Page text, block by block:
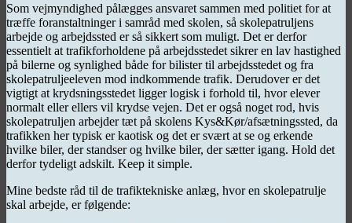
Som vejmyndighed pålægges ansvaret sammen med politiet for at
træffe foranstaltninger i samråd med skolen, så skolepatruljens
arbejde og arbejdssted er så sikkert som muligt. Det er derfor
essentielt at trafikforholdene på arbejdsstedet sikrer en lav hastighed
på bilerne og synlighed både for bilister til arbejdsstedet og fra
skolepatruljeeleven mod indkommende trafik. Derudover er det
vigtigt at krydsningsstedet ligger logisk i forhold til, hvor elever
normalt eller ellers vil krydse vejen. Det er også noget rod, hvis
skolepatruljen arbejder tæt på skolens Kys&Kør/afsætningssted, da
trafikken her typisk er kaotisk og det er svært at se og erkende
hvilke biler, der standser og hvilke biler, der sætter igang. Hold det
derfor tydeligt adskilt. Keep it simple.
Mine bedste råd til de trafiktekniske anlæg, hvor en skolepatrulje
skal arbejde, er følgende: